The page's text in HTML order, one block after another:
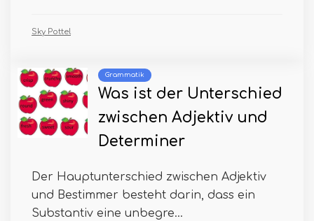
Sky Pottel
Grammatik
Was ist der Unterschied
zwischen Adjektiv und
Determiner
Der Hauptunterschied zwischen Adjektiv
und Bestimmer besteht darin, dass ein
Substantiv eine unbegre...